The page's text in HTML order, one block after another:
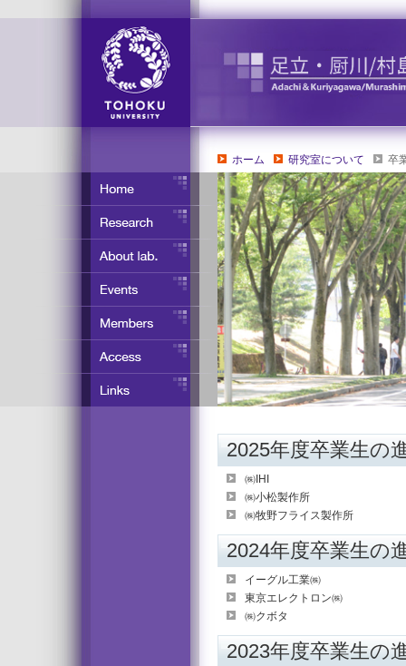
ホーム 研究室について 卒
2025年度卒業生の
㈱IHI
㈱小松製作所
㈱牧野フライス製作所
2024年度卒業生の
イーグル工業㈱
東京エレクトロン㈱
㈱クボタ
2023年度卒業生の